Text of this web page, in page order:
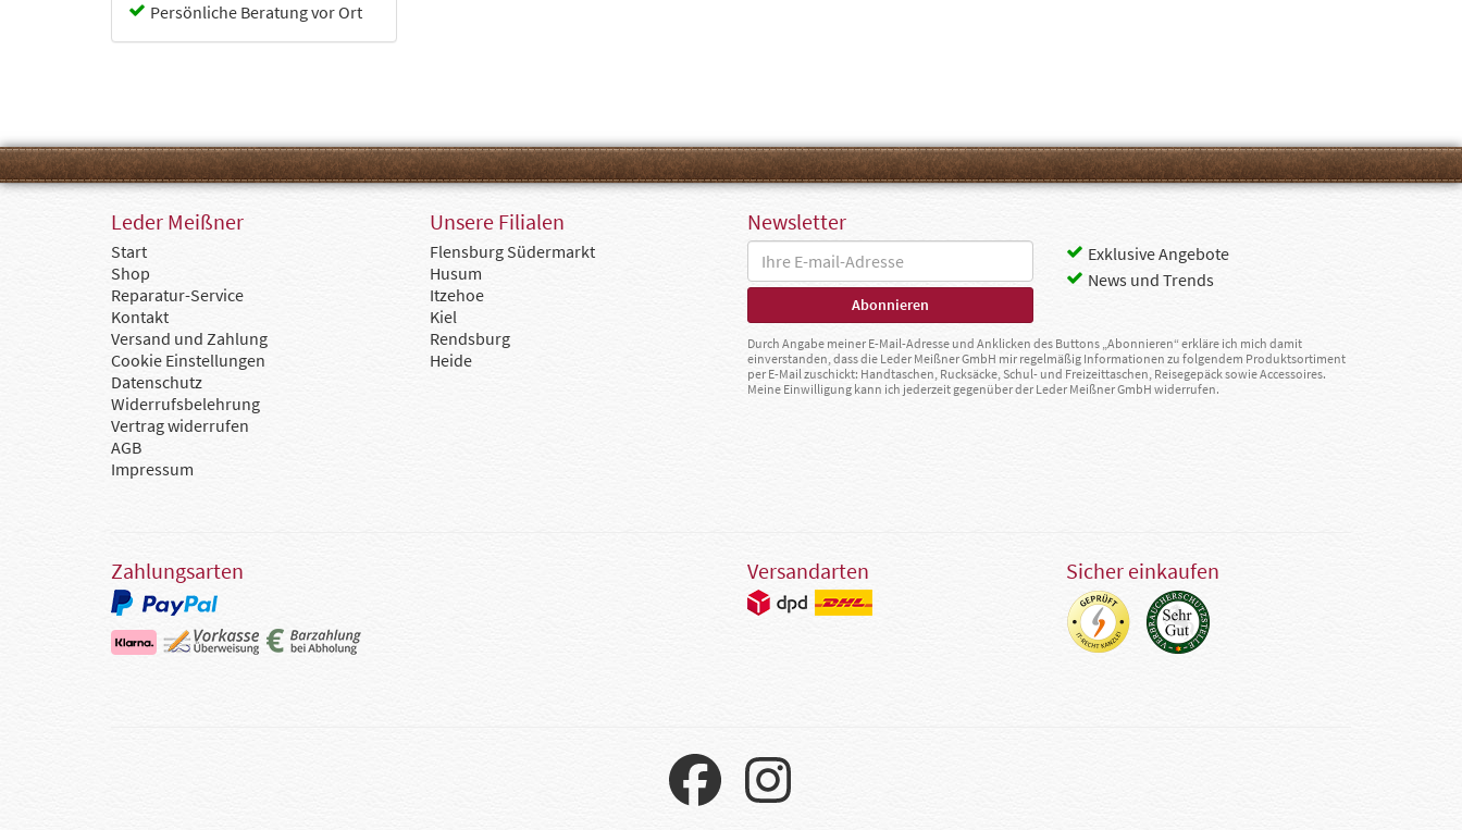
Persönliche Beratung vor Ort
Leder Meißner
Start
Shop
Reparatur-Service
Kontakt
Versand und Zahlung
Cookie Einstellungen
Datenschutz
Widerrufsbelehrung
Vertrag widerrufen
AGB
Impressum
Unsere Filialen
Flensburg Südermarkt
Husum
Itzehoe
Kiel
Rendsburg
Heide
Newsletter
Exklusive Angebote
News und Trends
Durch Angabe meiner E-Mail-Adresse und Anklicken des Buttons „Abonnieren“ erkläre ich mich damit
einverstanden, dass die Leder Meißner GmbH mir regelmäßig Informationen zu folgendem Produktsortiment
per E-Mail zuschickt: Handtaschen, Rucksäcke, Schul- und Freizeittaschen, Reisegepäck sowie Accessoires.
Meine Einwilligung kann ich jederzeit gegenüber der Leder Meißner GmbH widerrufen.
Zahlungsarten Versandarten Sicher einkaufen